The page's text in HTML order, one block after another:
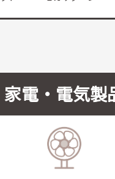
家電・電気製